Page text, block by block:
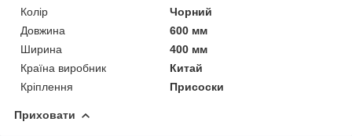
Колір
Чорний
Довжина
600 мм
Ширина
400 мм
Країна виробник
Китай
Кріплення
Присоски
Приховати